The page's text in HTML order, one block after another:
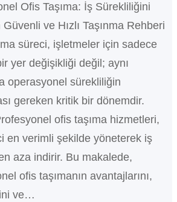
Ofis Taşıma: İş Sürekliliğini
ve Hızlı Taşınma Rehberi
süreci, işletmeler için sadece
yer değişikliği değil; aynı
operasyonel sürekliliğin
gereken kritik bir dönemdir.
ofis taşıma hizmetleri,
en verimli şekilde yöneterek iş
en aza indirir. Bu makalede,
ofis taşımanın avantajlarını,
ve…